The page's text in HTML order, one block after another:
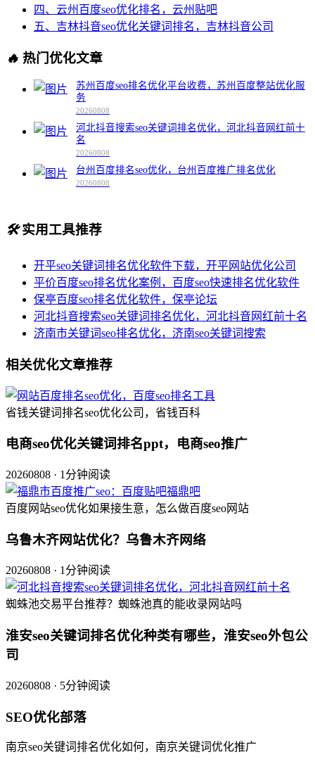
四、云州百度seo优化排名，云州贴吧
五、吉林抖音seo优化关键词排名，吉林抖音公司
🔥 热门优化文章
苏州百度seo排名优化平台收费，苏州百度整站优化服
务
20260808
河北抖音搜索seo关键词排名优化，河北抖音网红前十
名
20260808
台州百度排名seo优化，台州百度推广排名优化
20260808
🛠️实用工具推荐
开平seo关键词排名优化软件下载，开平网站优化公司
平价百度seo排名优化案例，百度seo快速排名优化软件
保亭百度seo排名优化软件，保亭论坛
河北抖音搜索seo关键词排名优化，河北抖音网红前十名
济南市关键词seo排名优化，济南seo关键词搜索
相关优化文章推荐
省钱关键词排名seo优化公司，省钱百科
电商seo优化关键词排名ppt，电商seo推广
20260808 · 1分钟阅读
百度网站seo优化如果接生意，怎么做百度seo网站
乌鲁木齐网站优化？乌鲁木齐网络
20260808 · 1分钟阅读
蜘蛛池交易平台推荐？蜘蛛池真的能收录网站吗
淮安seo关键词排名优化种类有哪些，淮安seo外包公
司
20260808 · 5分钟阅读
SEO优化部落
南京seo关键词排名优化如何，南京关键词优化推广